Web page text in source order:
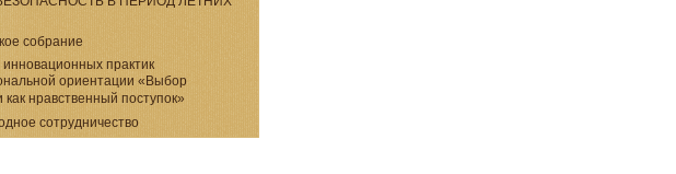
собрание
практик
ориентации «Выбор
нравственный поступок»
сотрудничество